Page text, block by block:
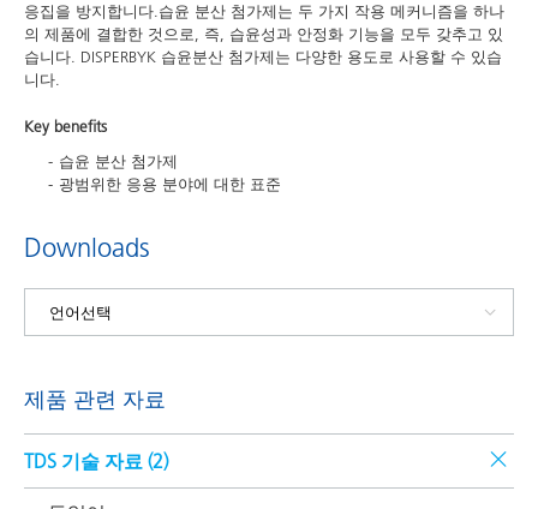
응집을 방지합니다.습윤 분산 첨가제는 두 가지 작용 메커니즘을 하나
의 제품에 결합한 것으로, 즉, 습윤성과 안정화 기능을 모두 갖추고 있
습니다. DISPERBYK 습윤분산 첨가제는 다양한 용도로 사용할 수 있습
니다.
Key benefits
습윤 분산 첨가제
광범위한 응용 분야에 대한 표준
Downloads
제품 관련 자료
TDS 기술 자료 (2)